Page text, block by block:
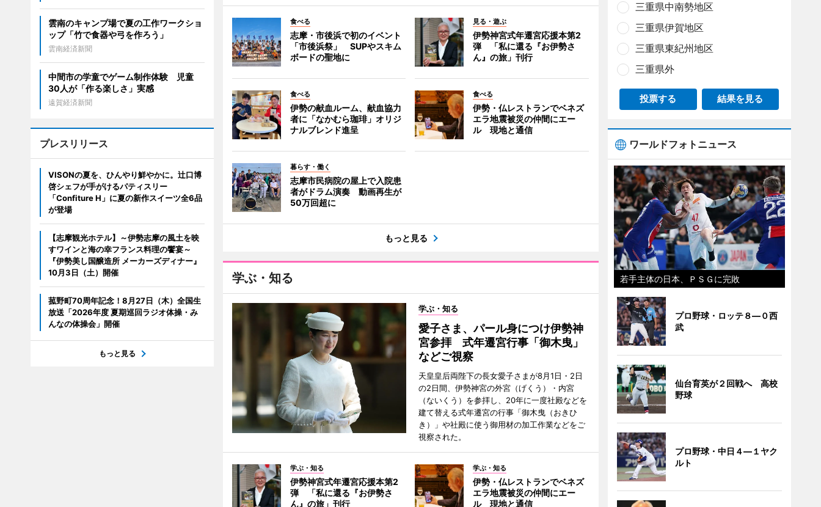
食べる
志摩・市後浜で初のイベント
「市後浜祭」 SUPやスキム
ボードの聖地に
見る・遊ぶ
伊勢神宮式年遷宮応援本第2
弾 「私に還る『お伊勢さ
ん』の旅」刊行
食べる
伊勢の献血ルーム、献血協力
者に「なかむら珈琲」オリジ
ナルブレンド進呈
食べる
伊勢・仏レストランでベネズ
エラ地震被災の仲間にエー
ル 現地と通信
暮らす・働く
志摩市民病院の屋上で入院患
者がドラム演奏 動画再生が
50万回超に
もっと見る
学ぶ・知る
学ぶ・知る
愛子さま、パール身につけ伊勢神
宮参拝 式年遷宮行事「御木曳」
などご視察
天皇皇后両陛下の長女愛子さまが8月1日・2日
の2日間、伊勢神宮の外宮（げくう）・内宮
（ないくう）を参拝し、20年に一度社殿などを
建て替える式年遷宮の行事「御木曳（おきひ
き）」や社殿に使う御用材の加工作業などをご
視察された。
学ぶ・知る
伊勢神宮式年遷宮応援本第2
弾 「私に還る『お伊勢さ
ん』の旅」刊行
学ぶ・知る
伊勢・仏レストランでベネズ
エラ地震被災の仲間にエー
ル 現地と通信
雲南のキャンプ場で夏の工作ワークショ
ップ「竹で食器や弓を作ろう」
雲南経済新聞
中間市の学童でゲーム制作体験 児童
30人が「作る楽しさ」実感
遠賀経済新聞
プレスリリース
VISONの夏を、ひんやり鮮やかに。辻口博
啓シェフが手がけるパティスリー
「Confiture H」に夏の新作スイーツ全6品
が登場
【志摩観光ホテル】～伊勢志摩の風土を映
すワインと海の幸フランス料理の饗宴～
『伊勢美し国醸造所 メーカーズディナー』
10月3日（土）開催
菰野町70周年記念！8月27日（木）全国生
放送「2026年度 夏期巡回ラジオ体操・み
んなの体操会」開催
もっと見る
三重県中南勢地区
三重県伊賀地区
三重県東紀州地区
三重県外
投票する 結果を見る
ワールドフォトニュース
若手主体の日本、ＰＳＧに完敗
プロ野球・ロッテ８―０西
武
仙台育英が２回戦へ 高校
野球
プロ野球・中日４―１ヤク
ルト